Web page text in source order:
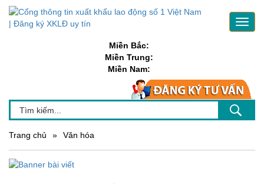
Miền Bắc:
Miền Trung:
Miền Nam:
Trang chủ » Văn hóa